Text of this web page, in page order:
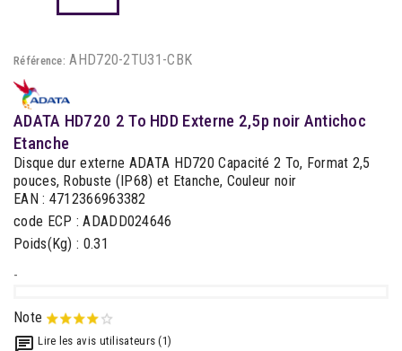
Référence: AHD720-2TU31-CBK
ADATA HD720 2 To HDD Externe 2,5p noir Antichoc
Etanche
Disque dur externe ADATA HD720 Capacité 2 To, Format 2,5
pouces, Robuste (IP68) et Etanche, Couleur noir
EAN : 4712366963382
code ECP : ADADD024646
Poids(Kg) : 0.31
-
Note
Lire les avis utilisateurs (1)